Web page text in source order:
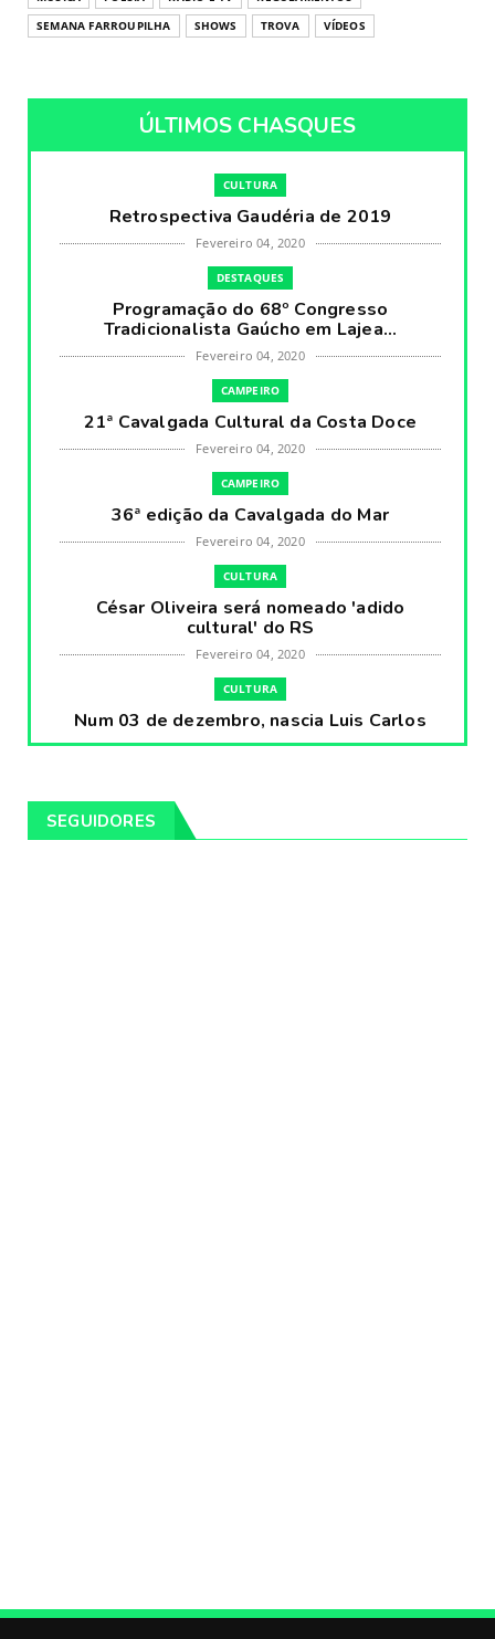
SEMANA FARROUPILHA
SHOWS TROVA VÍDEOS
ÚLTIMOS CHASQUES
CULTURA
Retrospectiva Gaudéria de 2019
Fevereiro 04, 2020
DESTAQUES
Programação do 68º Congresso
Tradicionalista Gaúcho em Lajea...
Fevereiro 04, 2020
CAMPEIRO
21ª Cavalgada Cultural da Costa Doce
Fevereiro 04, 2020
CAMPEIRO
36ª edição da Cavalgada do Mar
Fevereiro 04, 2020
CULTURA
César Oliveira será nomeado 'adido
cultural' do RS
Fevereiro 04, 2020
CULTURA
Num 03 de dezembro, nascia Luis Carlos
Prestes, o Cavaleiro ...
Pintores da Temática Gauchesca - parte
SEGUIDORES